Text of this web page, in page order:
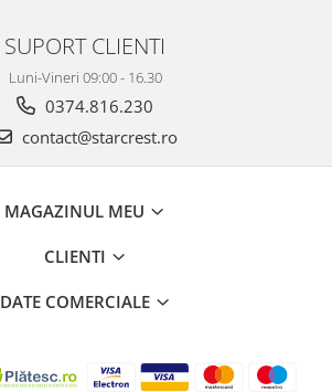
SUPORT CLIENTI
Luni-Vineri 09:00 - 16.30
0374.816.230
contact@starcrest.ro
MAGAZINUL MEU
CLIENTI
DATE COMERCIALE